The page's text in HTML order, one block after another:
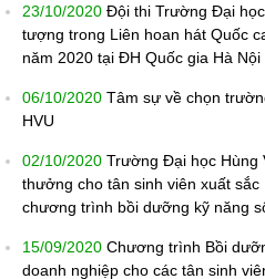
23/10/2020 Đội thi Trường Đại
tượng trong Liên hoan hát Quốc
năm 2020 tại ĐH Quốc gia Hà Nội
06/10/2020 Tâm sự về chọn
HVU
02/10/2020 Trường Đại học Hùng
thưởng cho tân sinh viên xuất
chương trình bồi dưỡng kỹ năng
15/09/2020 Chương trình Bồi
doanh nghiệp cho các tân sinh